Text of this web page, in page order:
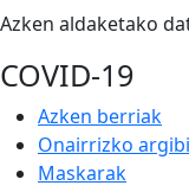
Azken aldaketako
COVID-19
Azken berriak
Onairrizko
Maskarak